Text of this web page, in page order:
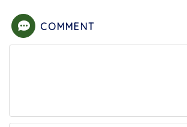
COMMENT